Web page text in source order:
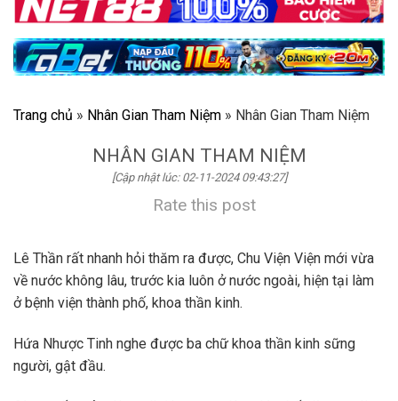
Trang chủ » Nhân Gian Tham Niệm » Nhân Gian Tham Niệm
NHÂN GIAN THAM NIỆM
[Cập nhật lúc: 02-11-2024 09:43:27]
Rate this post
Lê Thần rất nhanh hỏi thăm ra được, Chu Viện Viện mới vừa
về nước không lâu, trước kia luôn ở nước ngoài, hiện tại làm
ở bệnh viện thành phố, khoa thần kinh.
Hứa Nhược Tinh nghe được ba chữ khoa thần kinh sững
người, gật đầu.